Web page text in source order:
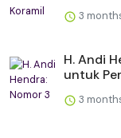
3
H. Andi
untuk
3